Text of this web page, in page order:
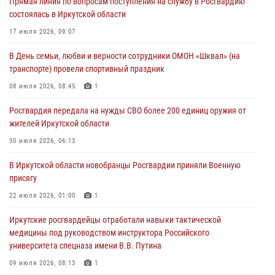
30 июля 2026, 07:37
Росгвардия передала на нужды СВО более 200 единиц оружия от
При силовой поддержке СОБР Росгвардии в Иркутской области
30 июля 2026, 04:19
В честь 10-летия Росгвардии сотрудники вневедомственной охраны
в ведомстве
29 июля 2026, 03:44
состоялась в Иркутской области
17 июля 2026, 09:07
В День семьи, любви и верности сотрудники ОМОН «Шквал» (на
транспорте) провели спортивный праздник
08 июля 2026, 08:45 1
Росгвардия передала на нужды СВО более 200 единиц оружия от
жителей Иркутской области
30 июля 2026, 06:13
В Иркутской области новобранцы Росгвардии приняли Военную
присягу
22 июля 2026, 01:00 1
Иркутские росгвардейцы отработали навыки тактической
медицины под руководством инструктора Российского
университета спецназа имени В.В. Путина
09 июля 2026, 08:13 1